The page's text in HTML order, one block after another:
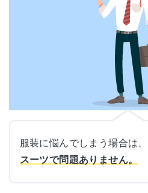
服装に悩んでしまう場合は、
スーツで問題ありません。